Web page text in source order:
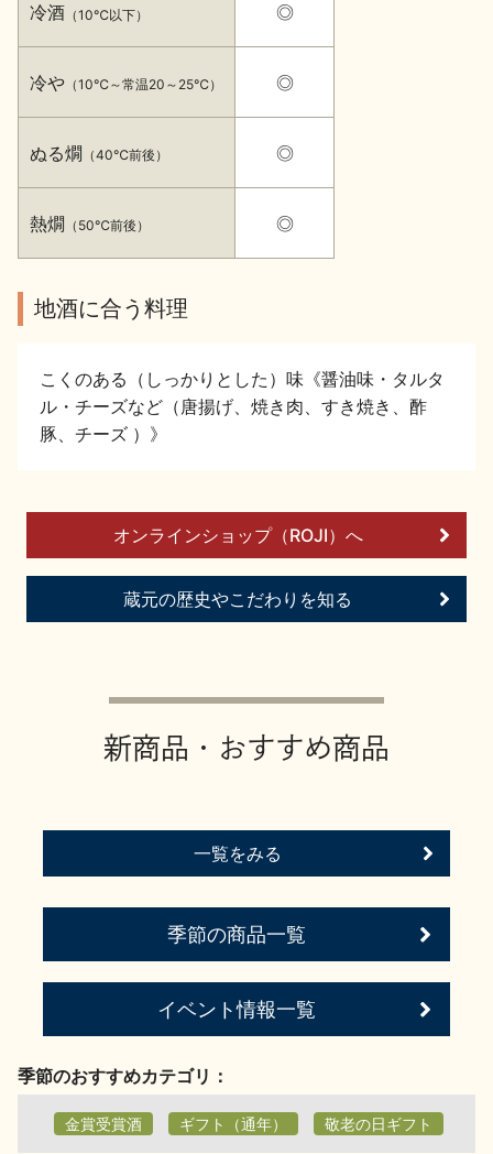
地酒蔵元会WEB展示会 地酒蔵元会利酒会
地酒蔵元会とは
お問い合わせ
冷酒 （10℃以下）
冷や （10℃～常温20～25℃）
ぬる燗 （40℃前後）
熱燗 （50℃前後）
◎
◎
◎
◎
地酒に合う料理
こくのある（しっかりとした）味《醤油味・タルタ
ル・チーズなど（唐揚げ、焼き肉、すき焼き、酢
豚、チーズ ）》
オンラインショップ（ROJI）へ
蔵元の歴史やこだわりを知る
新商品・おすすめ商品
一覧をみる
季節の商品一覧
イベント情報一覧
季節のおすすめカテゴリ：
金賞受賞酒 ギフト（通年） 敬老の日ギフト